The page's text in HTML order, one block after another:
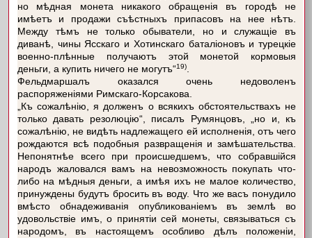
но мѣдная монета никакого обращенія въ городѣ не
имѣетъ и продажи съѣстныхъ припасовъ на нее нѣтъ.
Между тѣмъ не только обыватели, но и служащіе въ
диванѣ, чины Ясскаго и Хотинскаго баталіоновъ и турецкіе
военно-плѣнные получаютъ этой монетой кормовыя
деньги, а купить ничего не могутъ“19)
Фельдмаршалъ оказался очень недоволенъ
распоряженіями Римскаго-Корсакова.
„Къ сожалѣнію, я долженъ о всякихъ обстоятельствахъ не
только давать резолюцію“, писалъ Румянцовъ, „но и, къ
сожалѣнію, не видѣть надлежащего ей исполненія, отъ чего
рождаются всѣ подобныя развращенія и замѣшательства.
Непонятнѣе всего при происшедшемъ, что собравшійся
народъ жаловался вамъ на невозможность покупать что-
либо на мѣдныя деньги, а имѣя ихъ не малое количество,
принуждены будутъ бросить въ воду. Что же васъ понудило
вмѣсто обнадеживанія опубликованіемъ въ землѣ во
удовольствіе имъ, о принятіи сей монеты, связываться съ
народомъ, въ настоящемъ особливо дѣлъ положеніи,